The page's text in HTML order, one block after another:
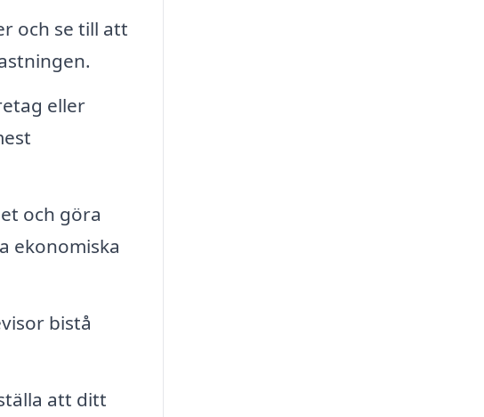
och se till att
eller
och göra
ekonomiska
bistå
att ditt